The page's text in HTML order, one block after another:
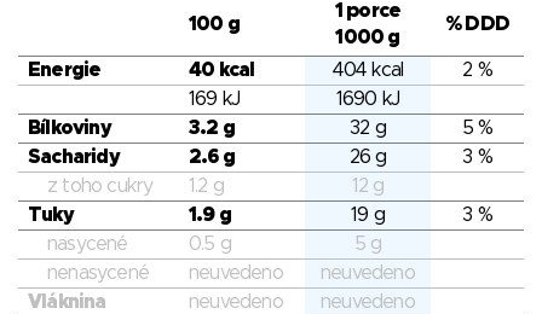
100 g
1 porce
1000 g
% DDD
Energie 40 kcal 404 kcal
2 %
169 kJ
1690 kJ
Bílkoviny
3.2 g 32 g
5 %
Sacharidy
2.6 g 26 g
3 %
z toho cukry
1.2 g
12 g
Tuky
1.9 g 19 g
3 %
nasycené
0.5 g
5 g
nenasycené
neuvedeno
neuvedeno
Vláknina
neuvedeno
neuvedeno